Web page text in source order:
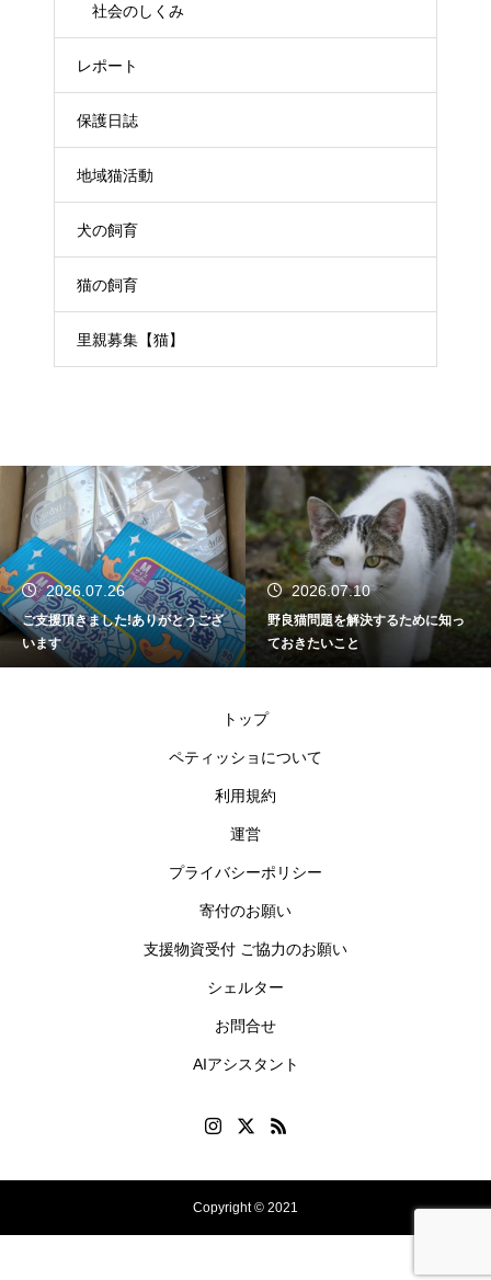
社会のしくみ
レポート
保護日誌
地域猫活動
犬の飼育
猫の飼育
里親募集【猫】
2026.07.26
ご支援頂きました!ありがとうござ
います
2026.07.10
野良猫問題を解決するために知っ
ておきたいこと
トップ
ペティッショについて
利用規約
運営
プライバシーポリシー
寄付のお願い
支援物資受付 ご協力のお願い
シェルター
お問合せ
AIアシスタント
Copyright © 2021